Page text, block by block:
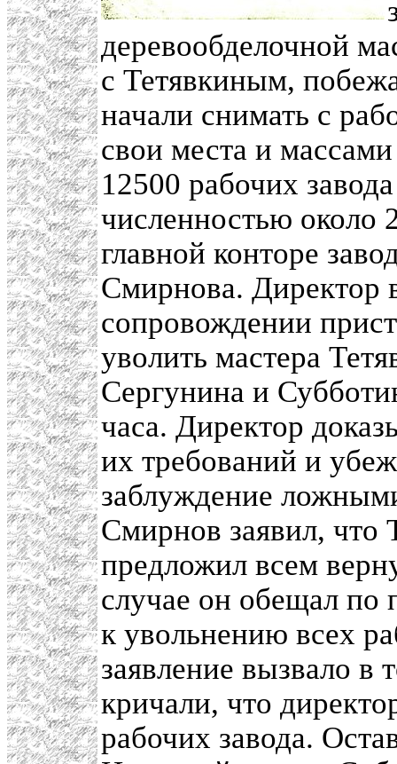
деревообделочной
с Тетявкиным,
начали снимать с
свои места и
12500 рабочих
численностью около
главной конторе
Смирнова. Директор
сопровождении
уволить мастера
Сергунина и
часа. Директор
их требований и
заблуждение
Смирнов заявил, что
предложил всем
случае он обещал по
к увольнению всех
заявление вызвало в
кричали, что
рабочих завода.